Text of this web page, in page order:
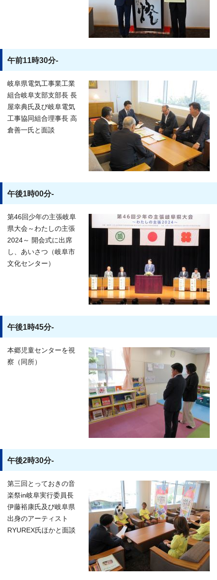
午前11時30分-
岐阜県電気工事業工業
組合岐阜支部支部長 長
屋幸典氏及び岐阜電気
工事協同組合理事長 高
倉善一氏と面談
午後1時00分-
第46回少年の主張岐阜
県大会～わたしの主張
2024～ 開会式に出席
し、あいさつ（岐阜市
文化センター）
午後1時45分-
本郷児童センターを視
察（同所）
午後2時30分-
第三回とっておきの音
楽祭in岐阜実行委員長
伊藤裕康氏及び岐阜県
出身のアーティスト
RYUREX氏ほかと面談